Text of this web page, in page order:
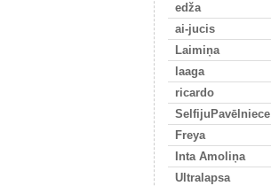
edža
ai-jucis
Laimiņa
laaga
ricardo
SelfijuPavēlniece
Freya
Inta Amoliņa
Ultralapsa